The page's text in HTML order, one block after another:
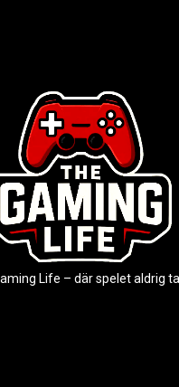
Life – där spelet aldrig